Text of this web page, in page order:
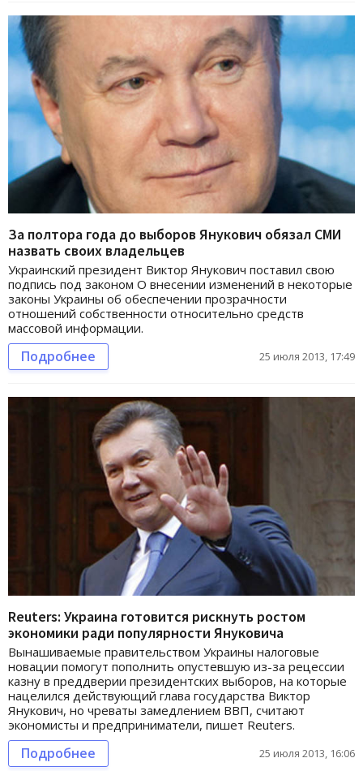
За полтора года до выборов Янукович обязал СМИ
назвать своих владельцев
Украинский президент Виктор Янукович поставил свою
подпись под законом О внесении изменений в некоторые
законы Украины об обеспечении прозрачности
отношений собственности относительно средств
массовой информации.
Подробнее 25 июля 2013, 17:49
Reuters: Украина готовится рискнуть ростом
экономики ради популярности Януковича
Вынашиваемые правительством Украины налоговые
новации помогут пополнить опустевшую из-за рецессии
казну в преддверии президентских выборов, на которые
нацелился действующий глава государства Виктор
Янукович, но чреваты замедлением ВВП, считают
экономисты и предприниматели, пишет Reuters.
Подробнее 25 июля 2013, 16:06